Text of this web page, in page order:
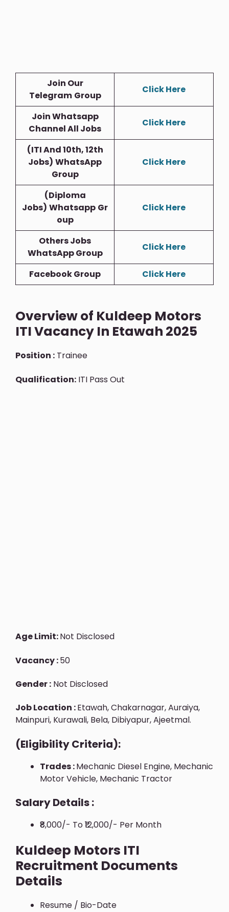
Join Our
Telegram Group
Click Here
Join Whatsapp
Channel All Jobs
Click Here
(ITI And 10th, 12th
Jobs) WhatsApp
Group
Click Here
(Diploma
Jobs) Whatsapp Gr
Oup
Click Here
Others Jobs
WhatsApp Group
Click Here
Facebook Group Click Here
Overview of Kuldeep Motors
ITI Vacancy In Etawah 2025
Position : Trainee
Qualification: ITI Pass Out
Age Limit:Not Disclosed
Vacancy :50
Gender : Not Disclosed
Job Location :Etawah, Chakarnagar, Auraiya,
Mainpuri, Kurawali, Bela, Dibiyapur, Ajeetmal.
(Eligibility Criteria):
Trades :Mechanic Diesel Engine, Mechanic
Motor Vehicle, Mechanic Tractor
Salary Details :
₹8,000/- To ₹12,000/- Per Month
Kuldeep Motors ITI
Recruitment Documents
Details
Resume / Bio-Date